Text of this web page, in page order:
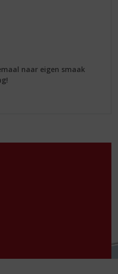
naar eigen smaak